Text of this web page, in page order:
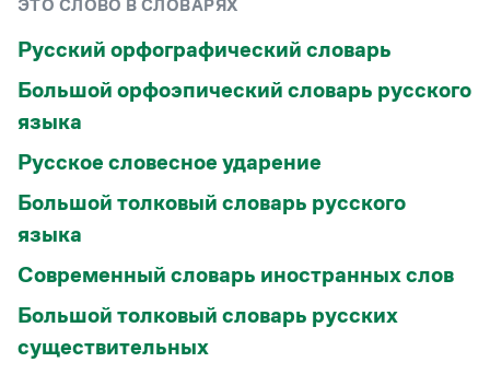
Научпоп
Все книги
ЭТО СЛОВО В СЛОВАРЯХ
Русский орфографический словарь
Большой орфоэпический словарь русского
языка
Русское словесное ударение
Большой толковый словарь русского
языка
Современный словарь иностранных слов
Большой толковый словарь русских
существительных